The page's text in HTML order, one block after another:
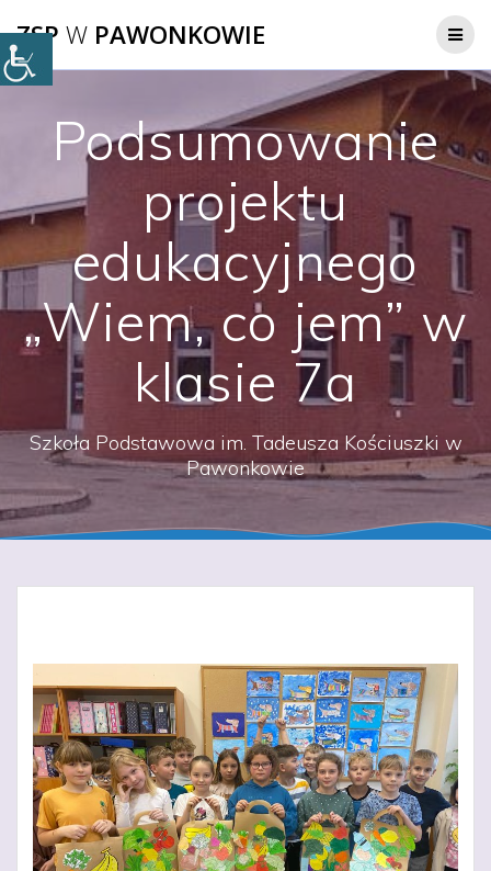
do
ZSP W PAWONKOWIE
Podsumowanie
projektu
edukacyjnego
„Wiem, co jem” w
klasie 7a
Szkoła Podstawowa im. Tadeusza Kościuszki w
Pawonkowie